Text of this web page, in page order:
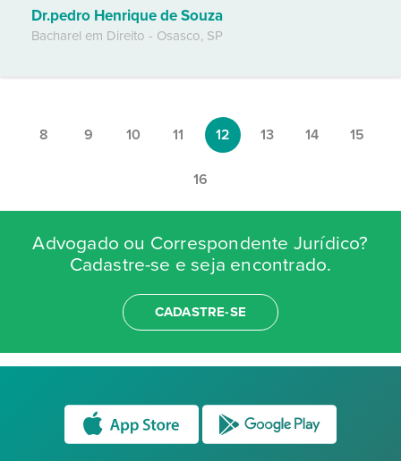
Dr.pedro Henrique de Souza
Bacharel em Direito - Osasco, SP
8 9 10 11 12 13 14 15
16
Advogado ou Correspondente Jurídico?
Cadastre-se e seja encontrado.
CADASTRE-SE